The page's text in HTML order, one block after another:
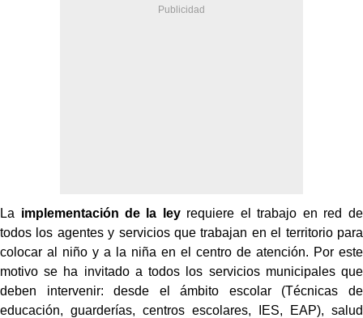
La implementación de la leyrequiere el trabajo en red de
todos los agentes y servicios que trabajan en el territorio para
colocar al niño y a la niña en el centro de atención. Por este
motivo se ha invitado a todos los servicios municipales que
deben intervenir: desde el ámbito escolar (Técnicas de
educación, guarderías, centros escolares, IES, EAP), salud